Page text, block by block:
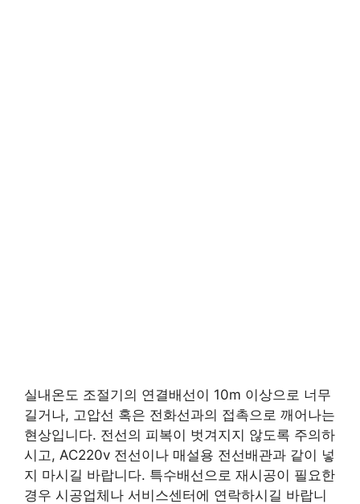
실내온도 조절기의 연결배선이 10m 이상으로 너무
길거나, 고압선 혹은 전화선과의 접촉으로 깨어나는
현상입니다. 전선의 피복이 벗겨지지 않도록 주의하
시고, AC220v 전선이나 매설용 전선배관과 같이 넣
지 마시길 바랍니다. 특수배선으로 재시공이 필요한
경우 시공업체나 서비스센터에 연락하시길 바랍니